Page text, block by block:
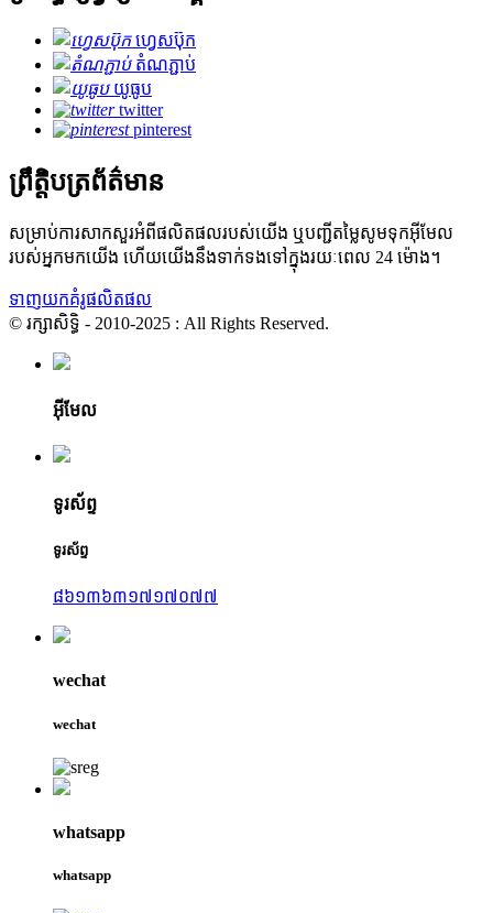
ហ្វេសប៊ុក
តំណភ្ជាប់
យូធូប
twitter
pinterest
ព្រឹត្តិបត្រព័ត៌មាន
សម្រាប់ការសាកសួរអំពីផលិតផលរបស់យើង ឬបញ្ជីតម្លៃសូមទុកអ៊ីមែល
របស់អ្នកមកយើង ហើយយើងនឹងទាក់ទងទៅក្នុងរយៈពេល 24 ម៉ោង។
ទាញយកគំរូផលិតផល
© រក្សាសិទ្ធិ - 2010-2025 : All Rights Reserved.
អ៊ីមែល
ទូរស័ព្ទ
ទូរស័ព្ទ
៨៦១៣៦៣១៧១៧០៧៧
wechat
wechat
whatsapp
whatsapp